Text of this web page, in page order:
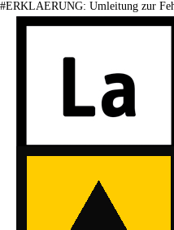
#ERKLAERUNG: Umleitung zur